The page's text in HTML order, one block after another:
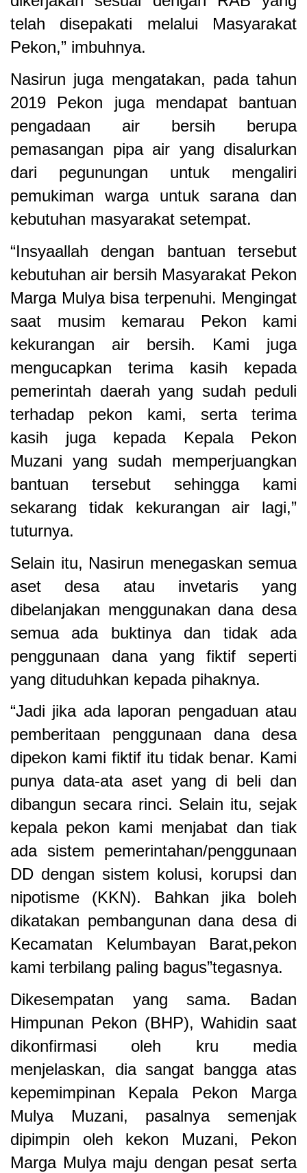
telah disepakati melalui Masyarakat
Pekon,” imbuhnya.
Nasirun juga mengatakan, pada tahun
2019 Pekon juga mendapat bantuan
pengadaan air bersih berupa
pemasangan pipa air yang disalurkan
dari pegunungan untuk mengaliri
pemukiman warga untuk sarana dan
kebutuhan masyarakat setempat.
“Insyaallah dengan bantuan tersebut
kebutuhan air bersih Masyarakat Pekon
Marga Mulya bisa terpenuhi. Mengingat
saat musim kemarau Pekon kami
kekurangan air bersih. Kami juga
mengucapkan terima kasih kepada
pemerintah daerah yang sudah peduli
terhadap pekon kami, serta terima
kasih juga kepada Kepala Pekon
Muzani yang sudah memperjuangkan
bantuan tersebut sehingga kami
sekarang tidak kekurangan air lagi,”
tuturnya.
Selain itu, Nasirun menegaskan semua
aset desa atau invetaris yang
dibelanjakan menggunakan dana desa
semua ada buktinya dan tidak ada
penggunaan dana yang fiktif seperti
yang dituduhkan kepada pihaknya.
“Jadi jika ada laporan pengaduan atau
pemberitaan penggunaan dana desa
dipekon kami fiktif itu tidak benar. Kami
punya data-ata aset yang di beli dan
dibangun secara rinci. Selain itu, sejak
kepala pekon kami menjabat dan tiak
ada sistem pemerintahan/penggunaan
DD dengan sistem kolusi, korupsi dan
nipotisme (KKN). Bahkan jika boleh
dikatakan pembangunan dana desa di
Kecamatan Kelumbayan Barat,pekon
kami terbilang paling bagus”tegasnya.
Dikesempatan yang sama. Badan
Himpunan Pekon (BHP), Wahidin saat
dikonfirmasi oleh kru media
menjelaskan, dia sangat bangga atas
kepemimpinan Kepala Pekon Marga
Mulya Muzani, pasalnya semenjak
dipimpin oleh kekon Muzani, Pekon
Marga Mulya maju dengan pesat serta